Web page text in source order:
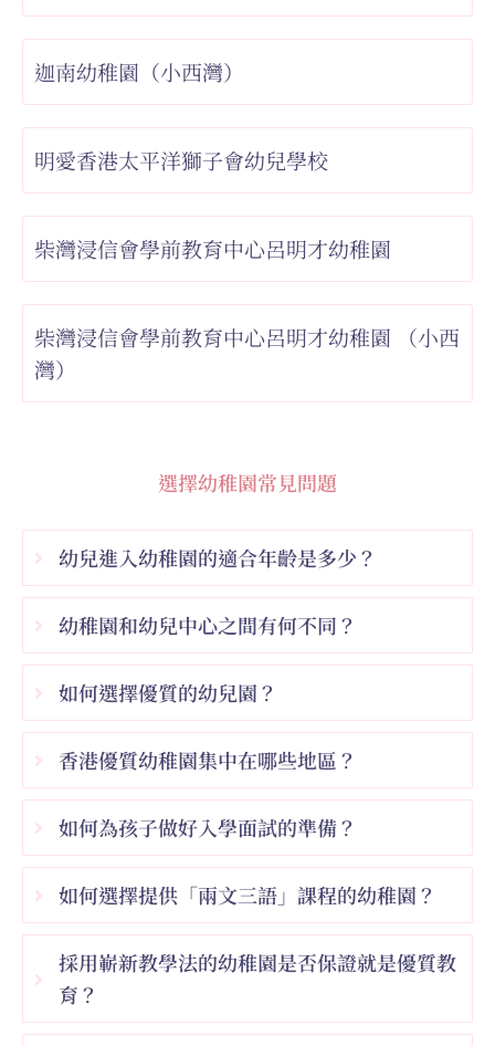
迦南幼稚園（小西灣）
明愛香港太平洋獅子會幼兒學校
柴灣浸信會學前教育中心呂明才幼稚園
柴灣浸信會學前教育中心呂明才幼稚園 （小西
灣）
選擇幼稚園常見問題
幼兒進入幼稚園的適合年齡是多少？
幼稚園和幼兒中心之間有何不同？
如何選擇優質的幼兒園？
香港優質幼稚園集中在哪些地區？
如何為孩子做好入學面試的準備？
如何選擇提供「兩文三語」課程的幼稚園？
採用嶄新教學法的幼稚園是否保證就是優質教
育？